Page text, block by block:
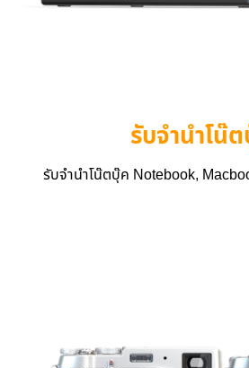
รับจำนำโน๊
รับจำนำโน๊ตบุ๊ค Notebook,